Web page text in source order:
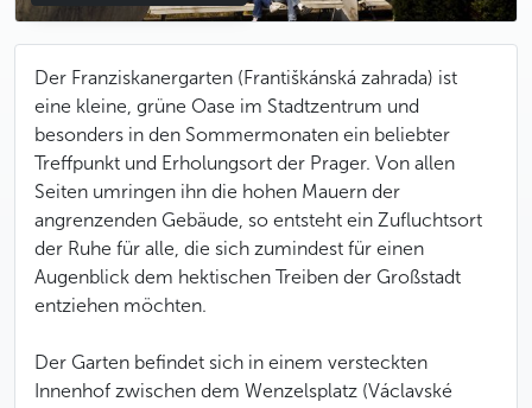
Der Franziskanergarten (Františkánská zahrada) ist
eine kleine, grüne Oase im Stadtzentrum und
besonders in den Sommermonaten ein beliebter
Treffpunkt und Erholungsort der Prager. Von allen
Seiten umringen ihn die hohen Mauern der
angrenzenden Gebäude, so entsteht ein Zufluchtsort
der Ruhe für alle, die sich zumindest für einen
Augenblick dem hektischen Treiben der Großstadt
entziehen möchten.
Der Garten befindet sich in einem versteckten
Innenhof zwischen dem Wenzelsplatz (Václavské